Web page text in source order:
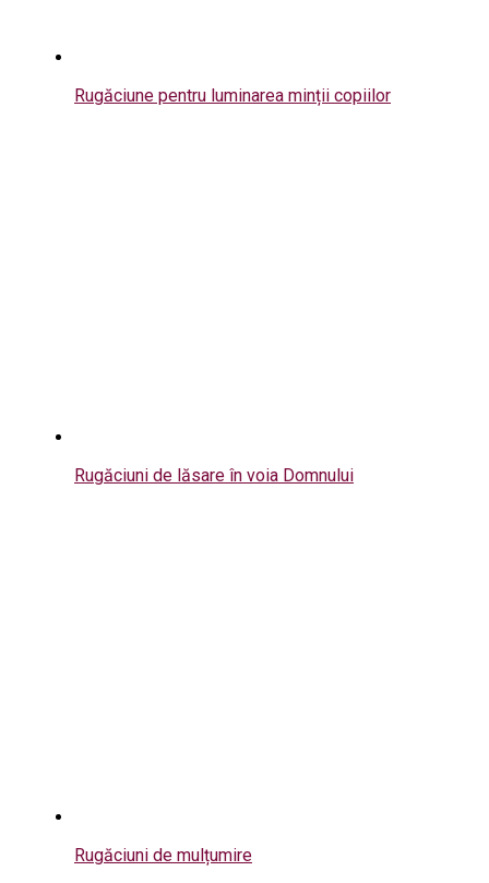
Rugăciune pentru luminarea minții copiilor
Rugăciuni de lăsare în voia Domnului
Rugăciuni de mulțumire